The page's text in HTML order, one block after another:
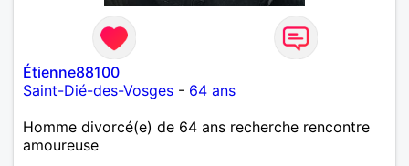
Étienne88100
Saint-Dié-des-Vosges - 64 ans
Homme divorcé(e) de 64 ans recherche rencontre
amoureuse